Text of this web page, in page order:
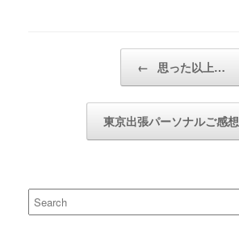
← 思った以上…
東京出張パーソナルご感想
Search
for: